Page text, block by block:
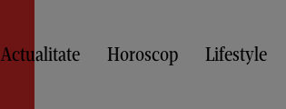
Actualitate Horoscop Lifestyle